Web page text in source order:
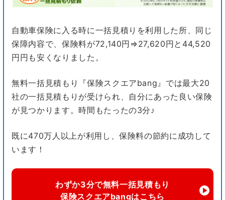
自動車保険に入る時に一括見積りを利用した所、同じ
保障内容で、保険料が72,140円⇒27,620円と44,520
円円も安くなりました。
無料一括見積もり『保険スクエアbang』では最大20
社の一括見積もりが受けられ、自分にあった良い保険
が見つかります。時間もたったの3分♪
既に470万人以上が利用し、保険料の節約に成功して
います！
わずか3分で無料一括見積もり
保険スクエアbangはこちら